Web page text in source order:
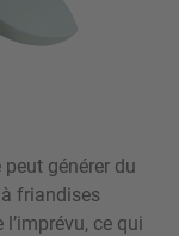
générer du
friandises
ce qui